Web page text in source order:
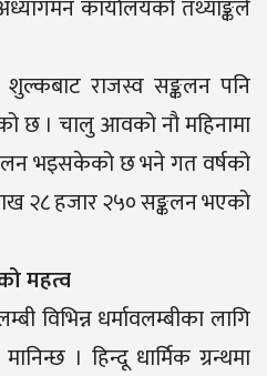
कार्यालयको तथ्याङ्कले
राजस्व सङ्कलन पनि
छ । चालु आवको नौ महिनामा
भइसकेको छ भने गत वर्षको
२८ हजार २५० सङ्कलन भएको
महत्व
विभिन्न धर्मावलम्बीका लागि
। हिन्दू धार्मिक ग्रन्थमा